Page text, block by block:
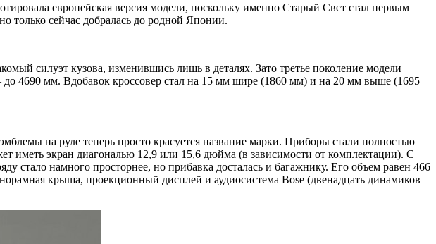
европейская версия модели, поскольку именно Старый Свет стал первым
только сейчас добралась до родной Японии.
силуэт кузова, изменившись лишь в деталях. Зато третье поколение модели
до 4690 мм. Вдобавок кроссовер стал на 15 мм шире (1860 мм) и на 20 мм выше (1695
на руле теперь просто красуется название марки. Приборы стали полностью
иметь экран диагональю 12,9 или 15,6 дюйма (в зависимости от комплектации). С
стало намного просторнее, но прибавка досталась и багажнику. Его объем равен 466
крыша, проекционный дисплей и аудиосистема Bose (двенадцать динамиков